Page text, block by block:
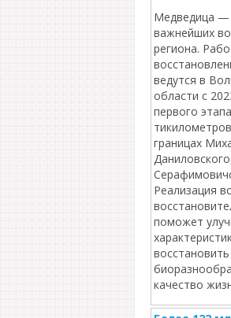
Медведица —
важнейших
региона.
ведутся в
области с
первого
границах
Реализация
поможет
качество